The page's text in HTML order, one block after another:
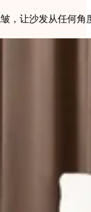
，让沙发从任何角